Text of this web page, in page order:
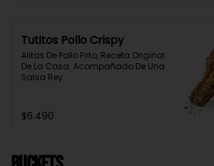
Tutitos Pollo Crispy
Alitas De Pollo Frito, Receta Original
De La Casa. Acompañado De Una
Salsa Rey.
$6.490